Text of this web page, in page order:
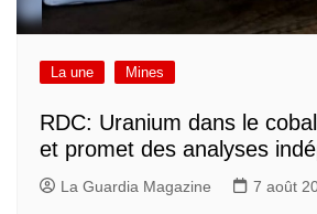
La une Mines
RDC: Uranium dans le
et promet des analyses
La Guardia Magazine 7 août